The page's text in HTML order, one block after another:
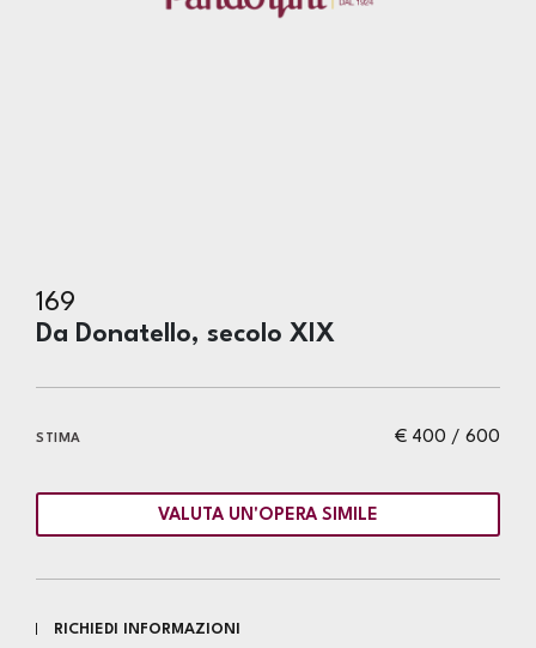
169
Da Donatello, secolo XIX
€ 400 / 600
STIMA
VALUTA UN'OPERA SIMILE
RICHIEDI INFORMAZIONI